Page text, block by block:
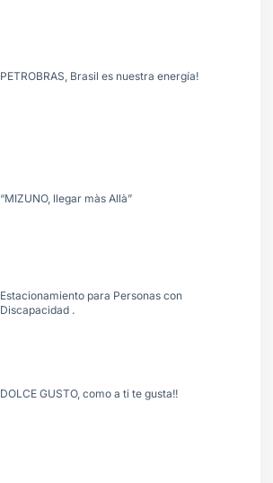
PETROBRAS, Brasil es nuestra energía!
“MIZUNO, llegar màs Allà”
Estacionamiento para Personas con
Discapacidad .
DOLCE GUSTO, como a ti te gusta!!